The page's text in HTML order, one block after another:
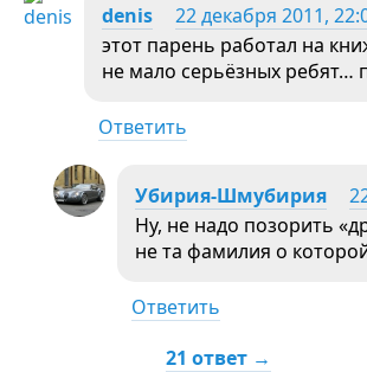
denis 22 декабря 2011,
этот парень работал на
не мало серьёзных ребят…
Ответить
Убирия-Шмубирия
Ну, не надо позорить
не та фамилия о
Ответить
21 ответ →